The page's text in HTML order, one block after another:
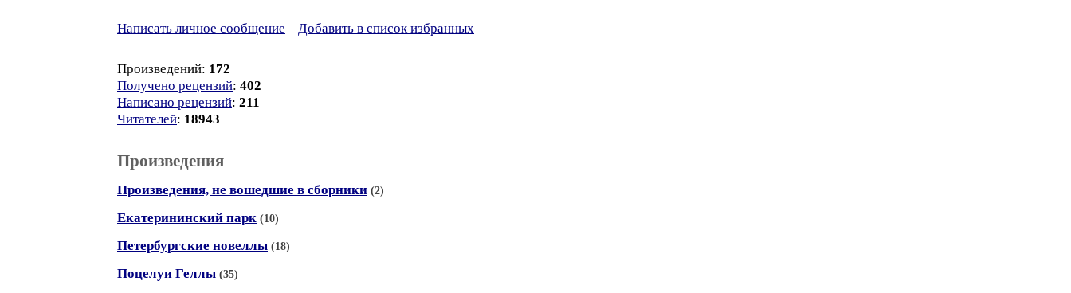
Написать личное сообщение Добавить в список избранных
Произведений: 172
Получено рецензий: 402
Написано рецензий: 211
Читателей: 18943
Произведения
Произведения, не вошедшие в сборники (2)
Екатерининский парк (10)
Петербургские новеллы (18)
Поцелуи Геллы (35)